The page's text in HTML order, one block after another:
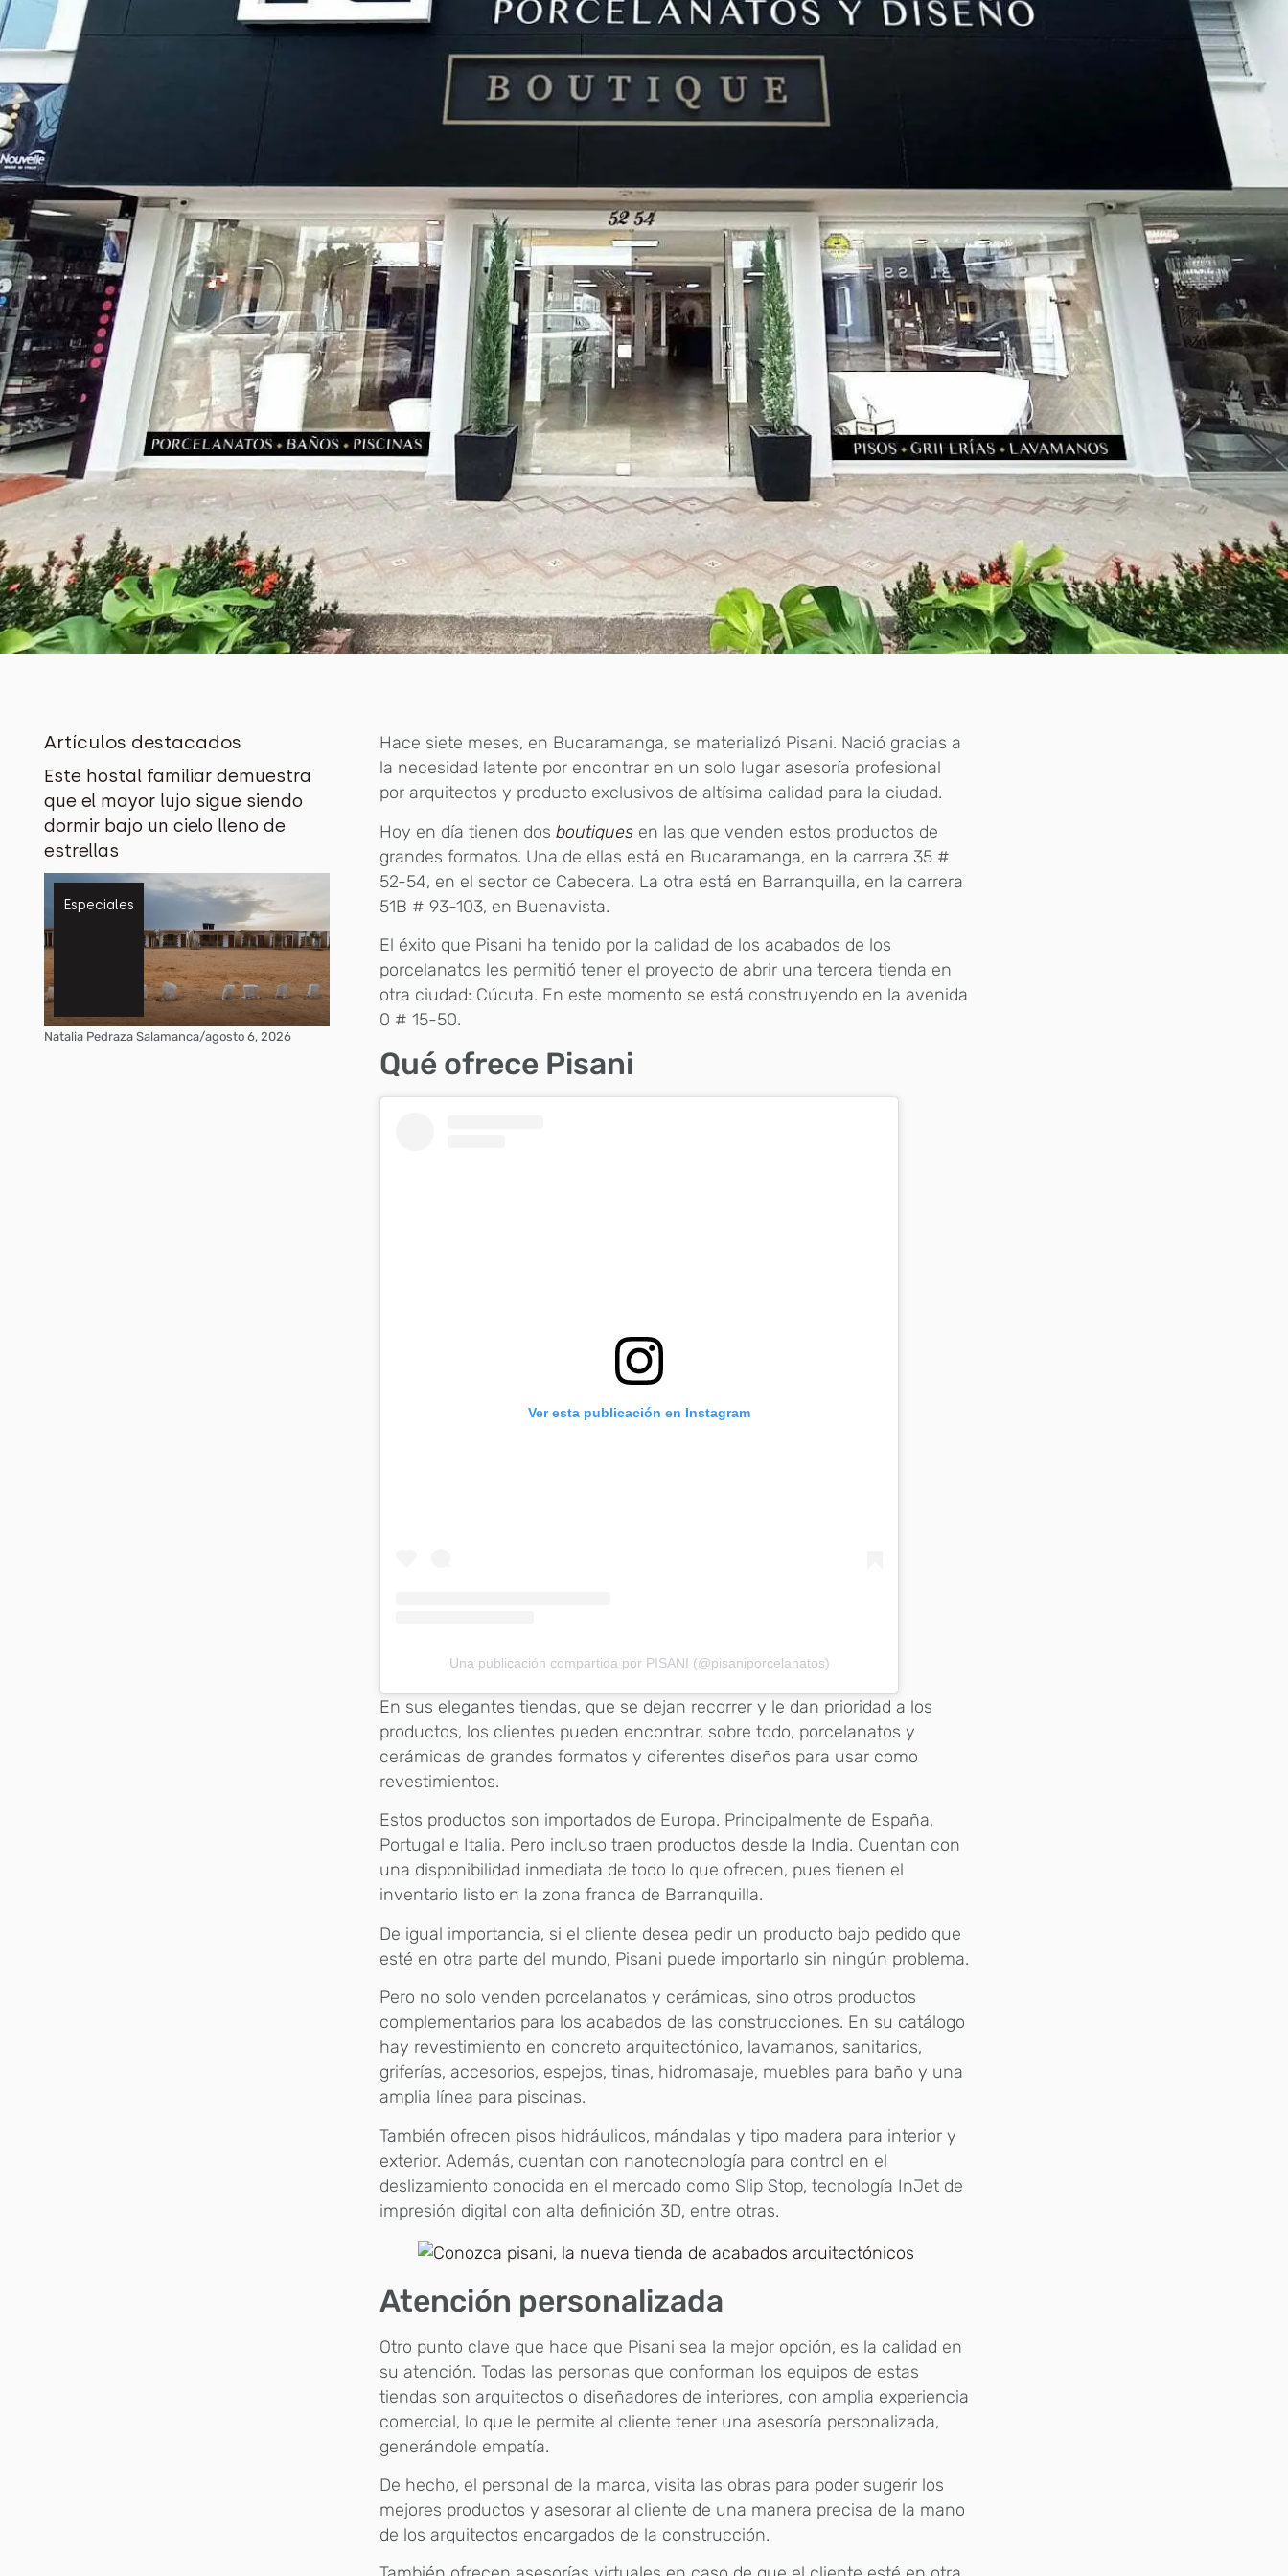
Artículos destacados
Este hostal familiar demuestra
que el mayor lujo sigue siendo
dormir bajo un cielo lleno de
estrellas
Especiales
Natalia Pedraza Salamanca/agosto 6, 2026
Hace siete meses, en Bucaramanga, se materializó Pisani. Nació gracias a
la necesidad latente por encontrar en un solo lugar asesoría profesional
por arquitectos y producto exclusivos de altísima calidad para la ciudad.
Hoy en día tienen dos boutiques en las que venden estos productos de
grandes formatos. Una de ellas está en Bucaramanga, en la carrera 35 #
52-54, en el sector de Cabecera. La otra está en Barranquilla, en la carrera
51B # 93-103, en Buenavista.
El éxito que Pisani ha tenido por la calidad de los acabados de los
porcelanatos les permitió tener el proyecto de abrir una tercera tienda en
otra ciudad: Cúcuta. En este momento se está construyendo en la avenida
0 # 15-50.
Qué ofrece Pisani
Ver esta publicación en Instagram
Una publicación compartida por PISANI (@pisaniporcelanatos)
En sus elegantes tiendas, que se dejan recorrer y le dan prioridad a los
productos, los clientes pueden encontrar, sobre todo, porcelanatos y
cerámicas de grandes formatos y diferentes diseños para usar como
revestimientos.
Estos productos son importados de Europa. Principalmente de España,
Portugal e Italia. Pero incluso traen productos desde la India. Cuentan con
una disponibilidad inmediata de todo lo que ofrecen, pues tienen el
inventario listo en la zona franca de Barranquilla.
De igual importancia, si el cliente desea pedir un producto bajo pedido que
esté en otra parte del mundo, Pisani puede importarlo sin ningún problema.
Pero no solo venden porcelanatos y cerámicas, sino otros productos
complementarios para los acabados de las construcciones. En su catálogo
hay revestimiento en concreto arquitectónico, lavamanos, sanitarios,
griferías, accesorios, espejos, tinas, hidromasaje, muebles para baño y una
amplia línea para piscinas.
También ofrecen pisos hidráulicos, mándalas y tipo madera para interior y
exterior. Además, cuentan con nanotecnología para control en el
deslizamiento conocida en el mercado como Slip Stop, tecnología InJet de
impresión digital con alta definición 3D, entre otras.
Atención personalizada
Otro punto clave que hace que Pisani sea la mejor opción, es la calidad en
su atención. Todas las personas que conforman los equipos de estas
tiendas son arquitectos o diseñadores de interiores, con amplia experiencia
comercial, lo que le permite al cliente tener una asesoría personalizada,
generándole empatía.
De hecho, el personal de la marca, visita las obras para poder sugerir los
mejores productos y asesorar al cliente de una manera precisa de la mano
de los arquitectos encargados de la construcción.